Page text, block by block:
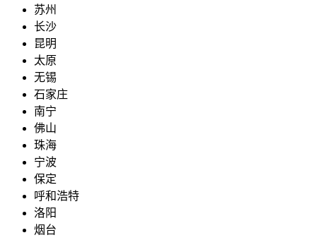
苏州
长沙
昆明
太原
无锡
石家庄
南宁
佛山
珠海
宁波
保定
呼和浩特
洛阳
烟台